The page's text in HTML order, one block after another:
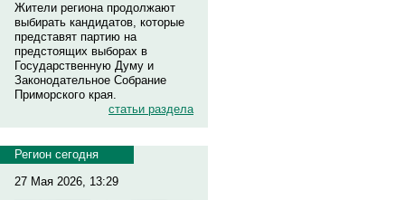
Жители региона продолжают
выбирать кандидатов, которые
представят партию на
предстоящих выборах в
Государственную Думу и
Законодательное Собрание
Приморского края.
статьи раздела
Регион сегодня
27 Мая 2026, 13:29